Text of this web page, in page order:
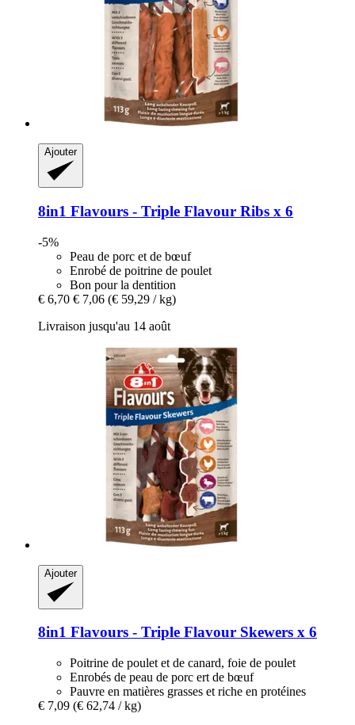
Ajouter
8in1 Flavours -​ Triple Flavour Ribs x 6
-5%
Peau de porc et de bœuf
Enrobé de poitrine de poulet
Bon pour la dentition
€ 6,70 € 7,06 (€ 59,29 / kg)
Livraison jusqu'au 14 août
Ajouter
8in1 Flavours -​ Triple Flavour Skewers x 6
Poitrine de poulet et de canard, foie de poulet
Enrobés de peau de porc ert de bœuf
Pauvre en matières grasses et riche en protéines
€ 7,09 (€ 62,74 / kg)